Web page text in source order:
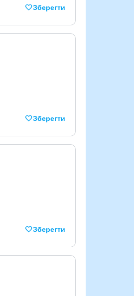
Зберегти
Зберегти
Зберегти